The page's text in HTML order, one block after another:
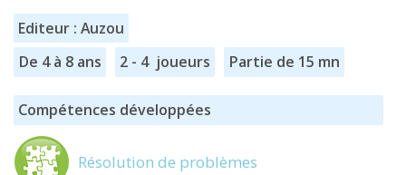
Editeur : Auzou
De 4 à 8 ans
2 - 4 joueurs Partie de 15 mn
Compétences développées
Résolution de problèmes